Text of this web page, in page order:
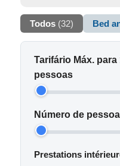
Todos (32) Bed
Tarifário Máx. para
pessoas
Número de
Prestations